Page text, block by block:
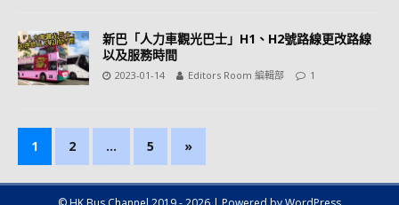
新巴「人力車觀光巴士」H1、H2號路線更改路線
以及服務時間
2023-01-14 Editors Room 編輯部 1
1 2 ... 5 »